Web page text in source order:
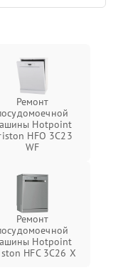
Ремонт
Hotpoint
HFO 3C23
WF
Ремонт
Hotpoint
HFC 3C26 X